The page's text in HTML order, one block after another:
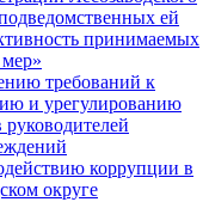
ей
принимаемых
требований к
и урегулированию
коррупции в
округе